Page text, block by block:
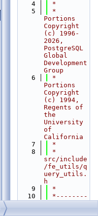
    4
*
    5
*
Portions
Copyright
(c) 1996-
2026,
PostgreSQL
Global
Development
Group
    6
*
Portions
Copyright
(c) 1994,
Regents of
the
University
of
California
    7
*
    8
*
src/include
/fe_utils/q
uery_utils.
h
    9
*
   10
*--------